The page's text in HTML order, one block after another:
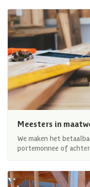
Meesters in
We maken het
portemonnee of